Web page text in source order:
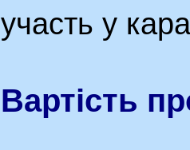
участь у
Вартість